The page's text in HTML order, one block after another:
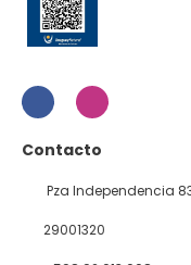
Contacto
Pza Independencia
29001320